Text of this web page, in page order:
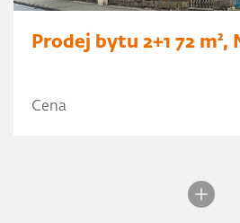
Prodej bytu 2+1 72 m²,
Cena